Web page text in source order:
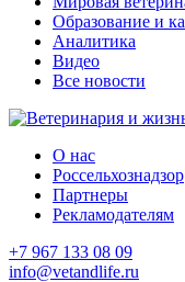
Образование и
Аналитика
Видео
Все новости
О нас
Россельхознадзор
Партнеры
Рекламодателям
+7 967 133 08 09
info@vetandlife.ru